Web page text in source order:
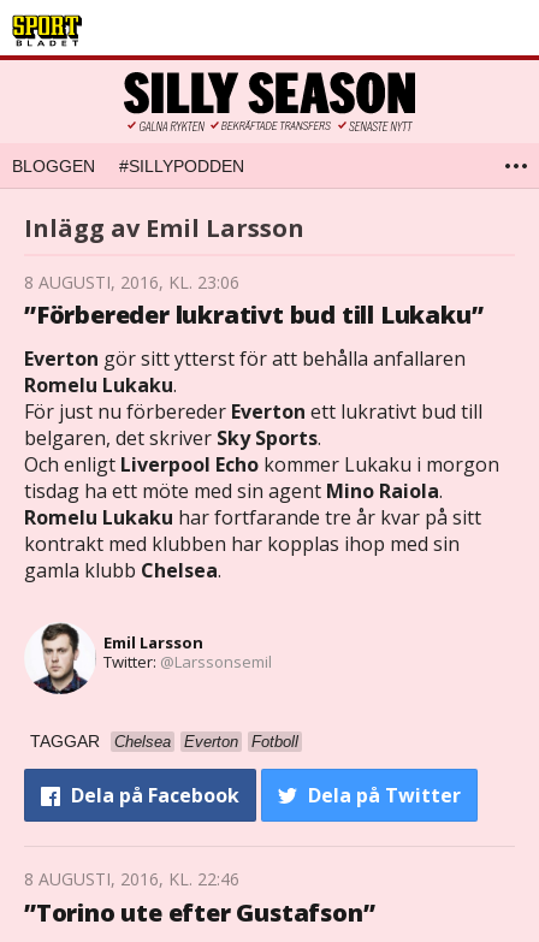
BLOGGEN #SILLYPODDEN
Inlägg av Emil Larsson
8 AUGUSTI, 2016, KL. 23:06
”Förbereder lukrativt bud till Lukaku”
Everton gör sitt ytterst för att behålla anfallaren
Romelu Lukaku.
För just nu förbereder Everton ett lukrativt bud till
belgaren, det skriver Sky Sports.
Och enligt Liverpool Echo kommer Lukaku i morgon
tisdag ha ett möte med sin agent Mino Raiola.
Romelu Lukaku har fortfarande tre år kvar på sitt
kontrakt med klubben har kopplas ihop med sin
gamla klubb Chelsea.
Emil Larsson
Twitter: @Larssonsemil
TAGGAR Chelsea Everton Fotboll
Dela på Facebook Dela på Twitter
8 AUGUSTI, 2016, KL. 22:46
”Torino ute efter Gustafson”